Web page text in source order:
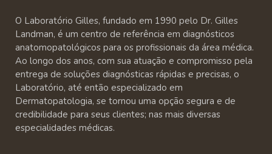
O Laboratório Gilles, fundado em 1990 pelo Dr. Gilles
Landman, é um centro de referência em diagnósticos
anatomopatológicos para os profissionais da área médica.
Ao longo dos anos, com sua atuação e compromisso pela
entrega de soluções diagnósticas rápidas e precisas, o
Laboratório, até então especializado em
Dermatopatologia, se tornou uma opção segura e de
credibilidade para seus clientes; nas mais diversas
especialidades médicas.